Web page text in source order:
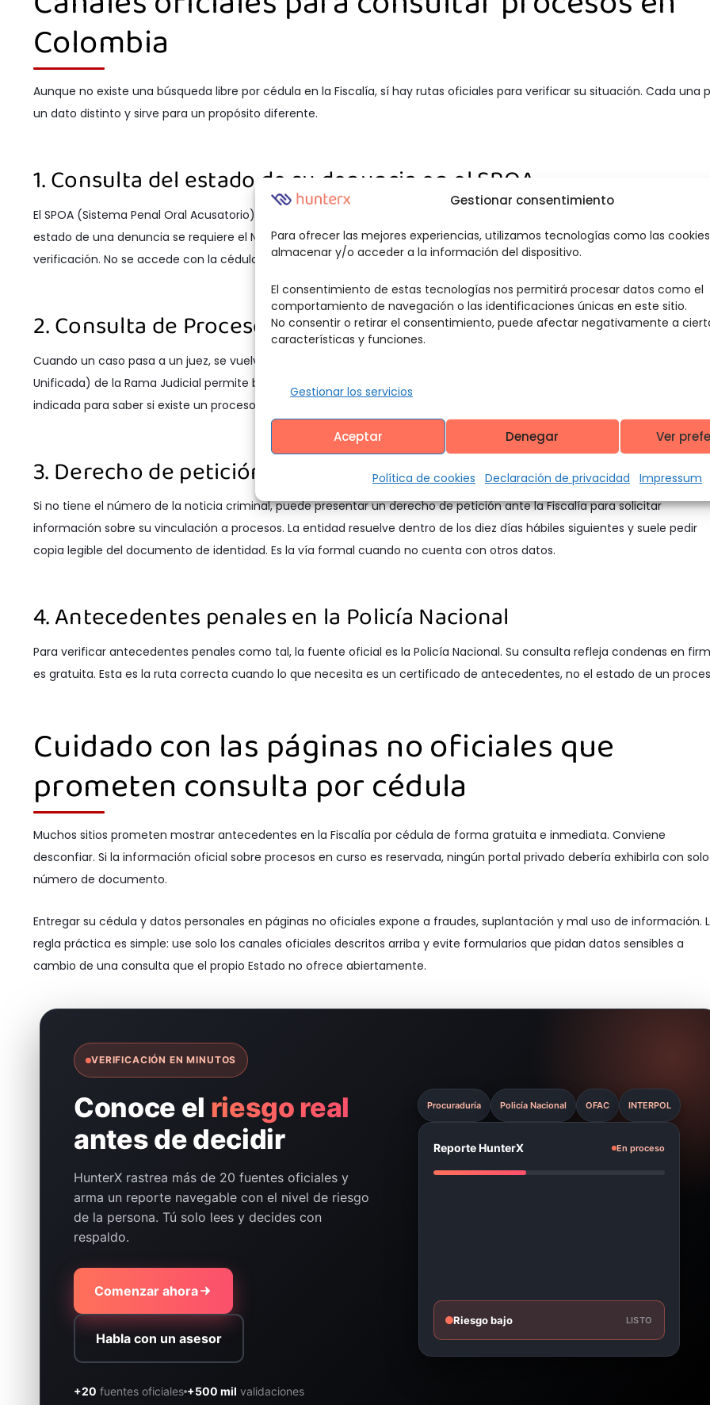
Gestionar consentimiento
Para ofrecer las mejores experiencias, utilizamos tecnologías como las
almacenar y/o acceder a la información del dispositivo.
El consentimiento de estas tecnologías nos permitirá procesar datos como el
comportamiento de navegación o las identificaciones únicas en este sitio.
No consentir o retirar el consentimiento, puede afectar negativamente a
características y funciones.
Gestionar los servicios
Aceptar Denegar Ver
Política de cookies Declaración de privacidad Impressum
Colombia
Aunque no existe una búsqueda libre por cédula en la Fiscalía, sí hay rutas oficiales para verificar su situación. Cada una
un dato distinto y sirve para un propósito diferente.
1. Consulta del estado de su denuncia en el SPOA
El SPOA (Sistema Penal Oral Acusatorio) es el sistema de la Fiscalía para gestionar las noticias criminales. Para consultar el
estado de una denuncia se requiere el NUNC (Número Único de Noticia Criminal), un código de 21 dígitos, más un código
verificación. No se accede con la cédula. La consulta se hace en elportal oficial de la Fiscalía General de la Nación
2. Consulta de Procesos Nacional Unificada de la Rama Judicial
Cuando un caso pasa a un juez, se vuelve un proceso judicial consultable. La CPNU (Consulta de Procesos Nacional
Unificada) de la Rama Judicial permite buscar por número de radicación o por nombre o razón social. Es la herramienta
indicada para saber si existe un proceso radicado ante un despacho. Está disponible en el
3. Derecho de petición ante la Fiscalía
Si no tiene el número de la noticia criminal, puede presentar un derecho de petición ante la Fiscalía para solicitar
información sobre su vinculación a procesos. La entidad resuelve dentro de los diez días hábiles siguientes y suele pedir
copia legible del documento de identidad. Es la vía formal cuando no cuenta con otros datos.
4. Antecedentes penales en la Policía Nacional
Para verificar antecedentes penales como tal, la fuente oficial es la Policía Nacional. Su consulta refleja condenas en
es gratuita. Esta es la ruta correcta cuando lo que necesita es un certificado de antecedentes, no el estado de un
Cuidado con las páginas no oficiales que
prometen consulta por cédula
Muchos sitios prometen mostrar antecedentes en la Fiscalía por cédula de forma gratuita e inmediata. Conviene
desconfiar. Si la información oficial sobre procesos en curso es reservada, ningún portal privado debería exhibirla con
número de documento.
Entregar su cédula y datos personales en páginas no oficiales expone a fraudes, suplantación y mal uso de información.
regla práctica es simple: use solo los canales oficiales descritos arriba y evite formularios que pidan datos sensibles a
cambio de una consulta que el propio Estado no ofrece abiertamente.
VERIFICACIÓN EN MINUTOS
Conoce el riesgo real
antes de decidir
HunterX rastrea más de 20 fuentes oficiales y
arma un reporte navegable con el nivel de riesgo
de la persona. Tú solo lees y decides con
respaldo.
Comenzar ahora
Habla con un asesor
+20 fuentes oficiales +500 mil validaciones
Procuraduría Policía Nacional OFAC INTERPOL
Reporte HunterX En proceso
Riesgo bajo LISTO